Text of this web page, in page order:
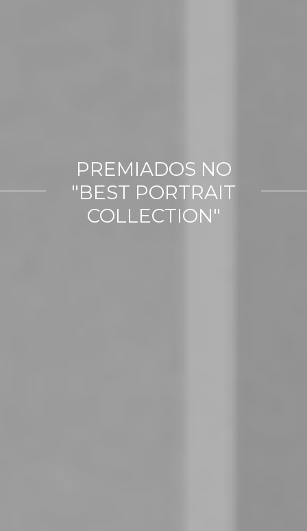
PREMIADOS NO
"BEST PORTRAIT
COLLECTION"